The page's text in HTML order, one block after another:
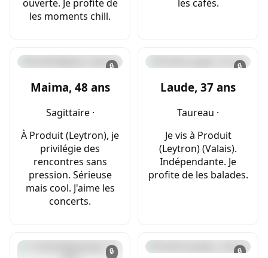
ouverte. Je profite de
les moments chill.
les cafés.
🔒
Maima, 48 ans
Sagittaire ·
À Produit (Leytron), je
privilégie des
rencontres sans
pression. Sérieuse
mais cool. J'aime les
concerts.
🔒
Laude, 37 ans
Taureau ·
Je vis à Produit
(Leytron) (Valais).
Indépendante. Je
profite de les balades.
🔒 🔒